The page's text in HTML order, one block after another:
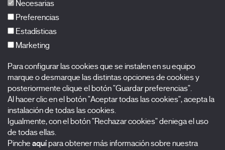
Nombre
Apellidos
Correo electrónico
Selecciona una categoría
Necesarias
Preferencias
Estadísticas
Marketing
Para configurar las cookies que se instalen en su equipo
marque o desmarque las distintas opciones de cookies y
posteriormente clique el botón "Guardar preferencias".
Al hacer clic en el botón "Aceptar todas las cookies", acepta la
instalación de todas las cookies.
Igualmente, con el botón "Rechazar cookies" deniega el uso
de todas ellas.
Pinche aquí para obtener más información sobre nuestra